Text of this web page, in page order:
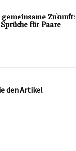
Zukunft:
für Paare
den Artikel